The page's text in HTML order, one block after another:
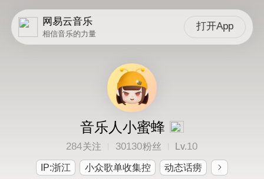
网易云音乐
相信音乐的力量
打开App
音乐人小蜜蜂
284关注 30130粉丝 Lv.10
IP:浙江 小众歌单收集控
动态话痨